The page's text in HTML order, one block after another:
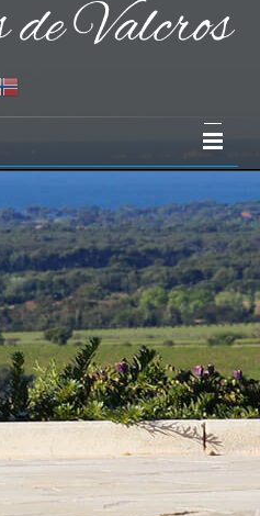
votre séjour
paiement
annulation
TPI_maisonVilla;Maison/Villa
plages